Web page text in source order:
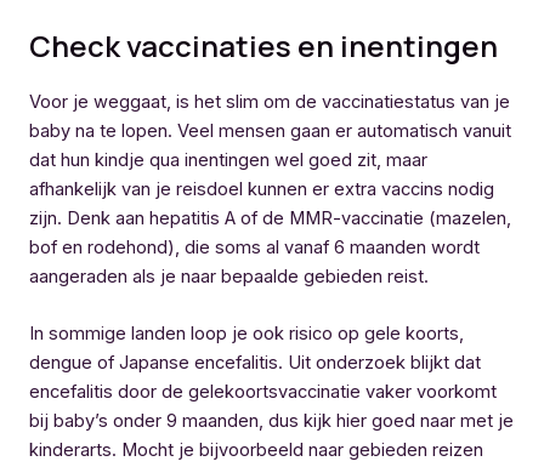
Check vaccinaties en inentingen
Voor je weggaat, is het slim om de vaccinatiestatus van je
baby na te lopen. Veel mensen gaan er automatisch vanuit
dat hun kindje qua inentingen wel goed zit, maar
afhankelijk van je reisdoel kunnen er extra vaccins nodig
zijn. Denk aan hepatitis A of de MMR-vaccinatie (mazelen,
bof en rodehond), die soms al vanaf 6 maanden wordt
aangeraden als je naar bepaalde gebieden reist.
In sommige landen loop je ook risico op gele koorts,
dengue of Japanse encefalitis. Uit onderzoek blijkt dat
encefalitis door de gelekoortsvaccinatie vaker voorkomt
bij baby’s onder 9 maanden, dus kijk hier goed naar met je
kinderarts. Mocht je bijvoorbeeld naar gebieden reizen